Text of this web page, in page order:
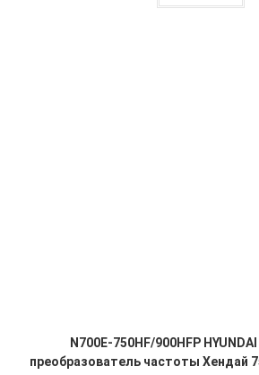
N700E-750HF/900HFP
преобразователь частоты Хендай